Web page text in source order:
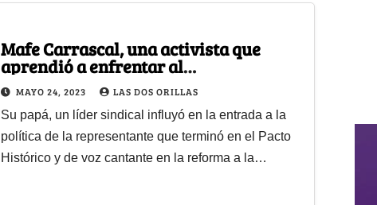
Mafe Carrascal, una activista que
aprendió a enfrentar al
establecimiento desde la casa
MAYO 24, 2023 LAS DOS ORILLAS
Su papá, un líder sindical influyó en la entrada a la
política de la representante que terminó en el Pacto
Histórico y de voz cantante en la reforma a la…